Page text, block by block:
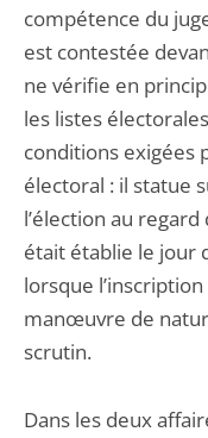
compétence du
est contestée
ne vérifie en
les listes
conditions exigées
électoral : il statue
l’élection au
était établie le jour
lorsque
manœuvre de
scrutin.
Dans les deux